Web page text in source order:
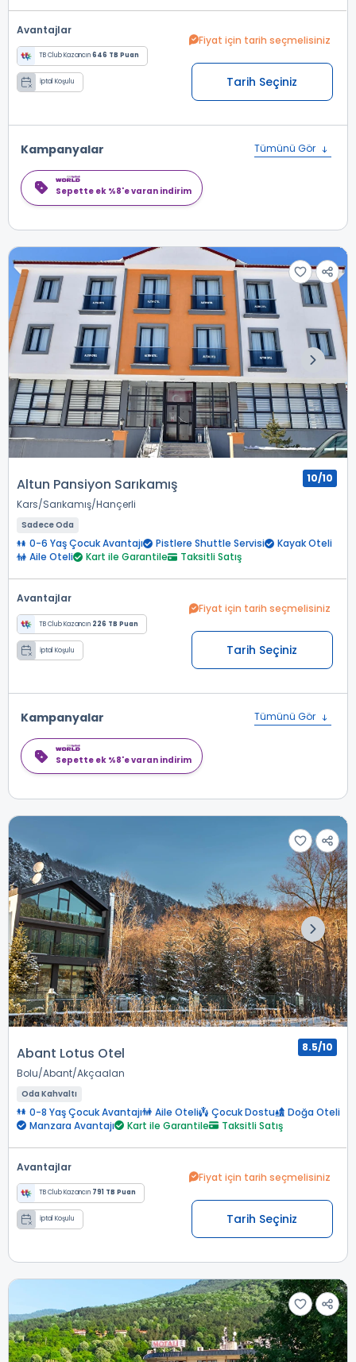
Avantajlar
TB Club Kazancın646 TB Puan
İptal Koşulu
Fiyat için tarih seçmelisiniz
Tarih Seçiniz
Kampanyalar Tümünü Gör
Sepette ek %8'e varan indirim
Altun Pansiyon Sarıkamış
Kars Sarıkamış Hançerli
10/10
Sadece Oda
0-6 Yaş Çocuk Avantajı Pistlere Shuttle Servisi
Kayak Oteli
Aile Oteli
Kart ile Garantile Taksitli Satış
Avantajlar
TB Club Kazancın 226 TB Puan
İptal Koşulu
Fiyat için tarih seçmelisiniz
Tarih Seçiniz
Kampanyalar Tümünü Gör
Sepette ek %8'e varan indirim
Abant Lotus Otel
Bolu Abant Akçaalan
8.5/10
Oda Kahvaltı
0-8 Yaş Çocuk Avantajı Aile Oteli Çocuk Dostu
Doğa Oteli
Manzara Avantajı
Kart ile Garantile Taksitli Satış
Avantajlar
TB Club Kazancın 791 TB Puan
İptal Koşulu
Fiyat için tarih seçmelisiniz
Tarih Seçiniz